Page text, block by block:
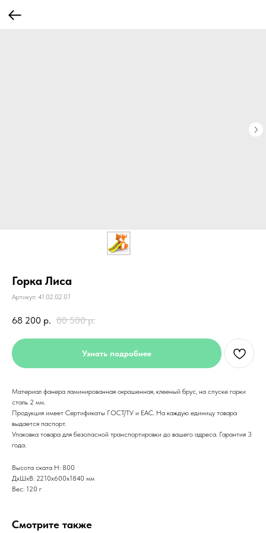
Горка Лиса
Артикул: 41.02.02.01
68 200 р. 80 500 р.
Узнать подробнее
Материал фанера ламинированная окрашенная, клееный брус, на спуске горки
сталь 2 мм.
Продукция имеет Сертификаты ГОСТ/ТУ и ЕАС. На каждую единицу товара
выдается паспорт.
Упаковка товара для безопасной транспортировки до вашего адреса. Гарантия 3
года.
Высота ската H: 800
ДxШxВ: 2210x600x1840 мм
Вес: 120 г
Смотрите также